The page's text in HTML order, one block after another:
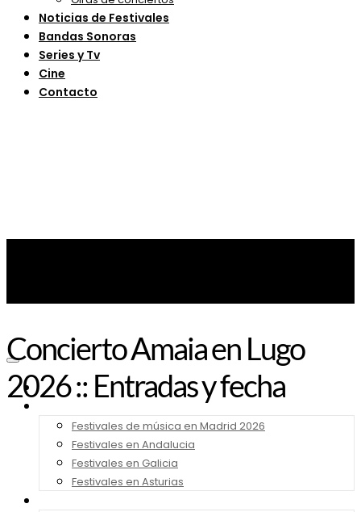
Noticias de Festivales
Bandas Sonoras
Series y Tv
Cine
Contacto
Noticias
Festivales de música en Madrid 2026
Festivales en Andalucia
Festivales en Galicia
Festivales en Asturias
Concierto Amaia en Lugo
2026 :: Entradas y fecha